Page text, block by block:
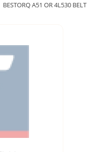
BESTORQ A51 OR 4L530 BELT